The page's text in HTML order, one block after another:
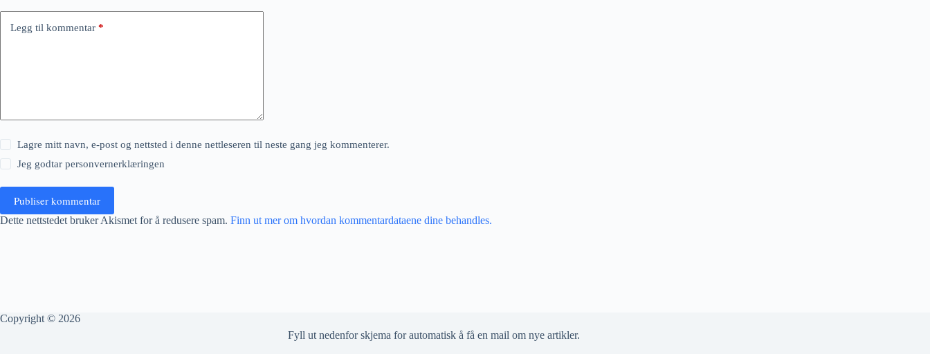
Legg til kommentar *
Lagre mitt navn, e-post og nettsted i denne nettleseren til neste gang jeg kommenterer.
Jeg godtarpersonvernerklæringen
Publiser kommentar
Dette nettstedet bruker Akismet for å redusere spam. Finn ut mer om hvordan kommentardataene dine behandles.
Copyright © 2026
Fyll ut nedenfor skjema for automatisk å få en mail om nye artikler.